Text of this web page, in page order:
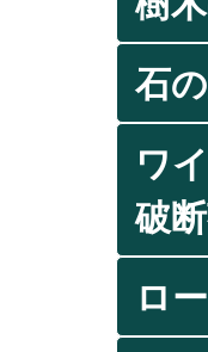
石
ワ
破
ロ